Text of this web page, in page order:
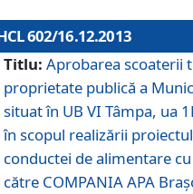
602/16.12.2013
Titlu: Aprobarea scoaterii
proprietate publică a
situat în UB VI Tâmpa, ua
în scopul realizării
conductei de alimentare
către COMPANIA APA